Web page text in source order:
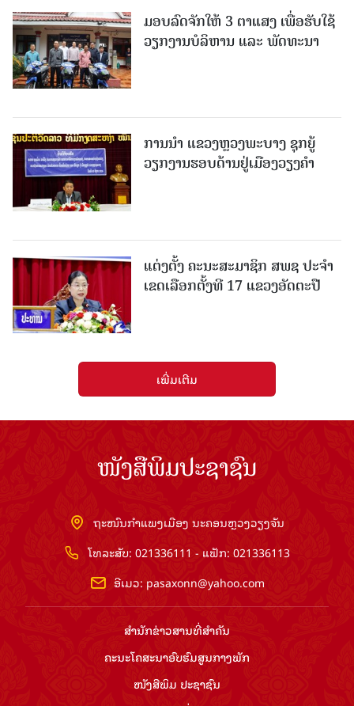
ມອບລົດຈັກໃຫ້ 3 ຕາແສງ ເພື່ອຮັບໃຊ້
ວຽກງານບໍລິຫານ ແລະ ພັດທະນາ
ການນຳ ແຂວງຫຼວງພະບາງ ຊຸກຍູ້
ວຽກງານຮອບດ້ານຢູ່ເມືອງວຽງຄໍາ
ແຕ່ງຕັ້ງ ຄະນະສະມາຊິກ ສພຊ ປະຈຳ
ເຂດເລືອກຕັ້ງທີ 17 ແຂວງອັດຕະປື
ເພີ່ມເຕີມ
ໜັງສືພິມປະຊາຊົນ
ຖະໜົນກຳແພງເມືອງ ນະຄອນຫຼວງວຽງຈັນ
ໂທລະສັບ: 021336111 - ແຟັກ: 021336113
ອີເມວ: pasaxonn@yahoo.com
ສຳ​ນັກ​ຂ່າວ​ສານ​ທີ່​ສຳ​ຄັນ​
ຄະນະໂຄສະນາອົບຮົມ​ສູນ​ກາງ​ພັກ
ໜັງສືພິມ ປະ​ຊາ​ຊົນ